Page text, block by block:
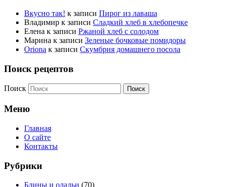
Вкусно так! к записи Пирог из лаваша
Владимир к записи Сладкий хлеб в хлебопечке
Елена к записи Ржаной хлеб с солодом
Марина к записи Зеленые бочковые помидоры
Oriona к записи Скумбрия домашнего посола
Поиск рецептов
Поиск
Меню
Главная
О сайте
Контакты
Рубрики
Блины и оладьи (70)